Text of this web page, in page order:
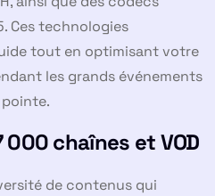
Ces technologies
tout en optimisant votre
les grands événements
chaînes et VOD
de contenus qui